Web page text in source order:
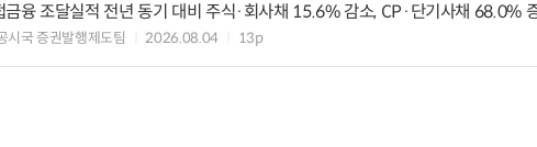
금융 조달실적 전년 동기 대비 주식·회사채 15.6% 감소, CP·단기사채 68.0%
시국 증권발행제도팀 2026.08.04 13p